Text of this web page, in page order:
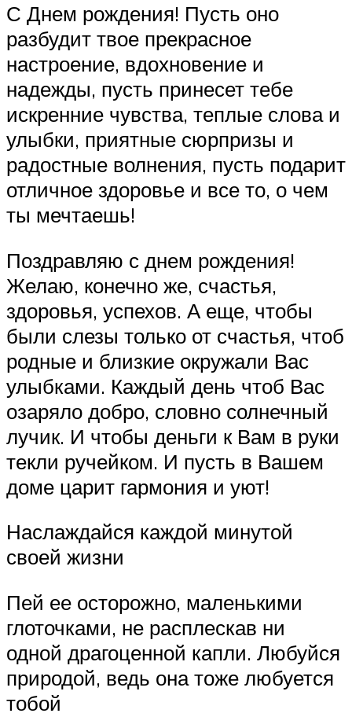
С Днем рождения! Пусть оно
разбудит твое прекрасное
настроение, вдохновение и
надежды, пусть принесет тебе
искренние чувства, теплые слова и
улыбки, приятные сюрпризы и
радостные волнения, пусть подарит
отличное здоровье и все то, о чем
ты мечтаешь!
Поздравляю с днем рождения!
Желаю, конечно же, счастья,
здоровья, успехов. А еще, чтобы
были слезы только от счастья, чтоб
родные и близкие окружали Вас
улыбками. Каждый день чтоб Вас
озаряло добро, словно солнечный
лучик. И чтобы деньги к Вам в руки
текли ручейком. И пусть в Вашем
доме царит гармония и уют!
Наслаждайся каждой минутой
своей жизни
Пей ее осторожно, маленькими
глоточками, не расплескав ни
одной драгоценной капли. Любуйся
природой, ведь она тоже любуется
тобой